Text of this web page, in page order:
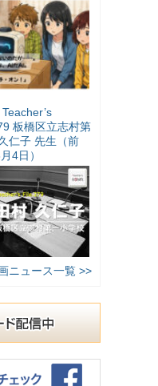
Teacher’s
板橋区立志村第
仁子 先生（前
4日）
ニュース一覧 >>